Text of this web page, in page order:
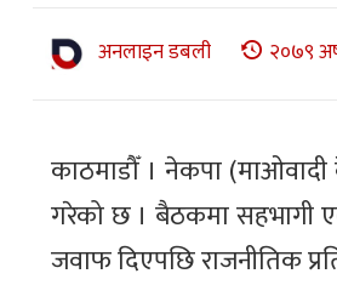
अनलाइन डबली २०७९
काठमाडौँ । नेकपा (माओवादी
गरेको छ । बैठकमा सहभागी
जवाफ दिएपछि राजनीतिक